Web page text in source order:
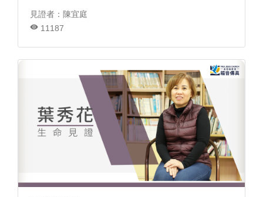
見證者：陳宜庭
11187